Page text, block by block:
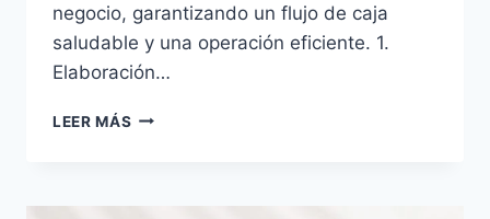
negocio, garantizando un flujo de caja
saludable y una operación eficiente. 1.
Elaboración…
LEER MÁS CONSEJOS
LA